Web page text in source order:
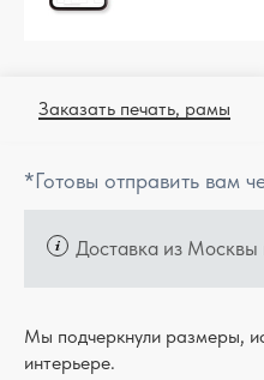
Заказать печать, рамы
*Готовы отправить вам
Доставка из Москвы
Мы подчеркнули размеры,
интерьере.